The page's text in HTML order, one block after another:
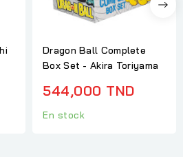
Dragon Ball Complete
Box Set - Akira Toriyama
544,000 TND
En stock